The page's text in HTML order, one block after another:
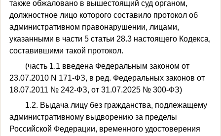
также обжаловано в вышестоящий суд органом,
должностное лицо которого составило протокол об
административном правонарушении, лицами,
указанными в части 5 статьи 28.3 настоящего Кодекса,
составившими такой протокол.
(часть 1.1 введена Федеральным законом от
23.07.2010 N 171-ФЗ, в ред. Федеральных законов от
18.07.2011 № 242-ФЗ, от 31.07.2025 № 300-ФЗ)
1.2. Выдача лицу без гражданства, подлежащему
административному выдворению за пределы
Российской Федерации, временного удостоверения